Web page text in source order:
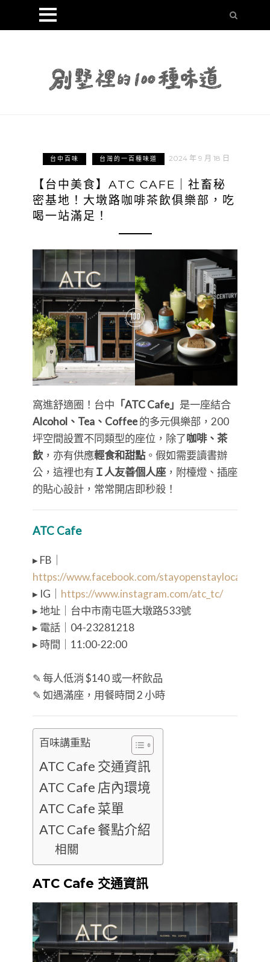
台中百味 台灣的一百種味道 2024 年 9 月 18 日
【台中美食】ATC CAFE｜社畜秘
密基地！大墩路咖啡茶飲俱樂部，吃
喝一站滿足！
窩進舒適圈！台中 「ATC Cafe」 是一座結合
Alcohol、Tea、Coffee的多元俱樂部，200
坪空間設置不同類型的座位，除了咖啡、茶
飲 ，亦有供應輕食和甜點。假如需要讀書辦
公，這裡也有Ｉ人友善個人座，附檯燈、插座
的貼心設計，常常開店即秒殺！
ATC Cafe
▸ FB｜
https://www.facebook.com/stayopenstaylocal/
▸ IG｜ https://www.instagram.com/atc_tc/
▸ 地址｜台中市南屯區大墩路533號
▸ 電話｜04-23281218
▸ 時間｜11:00-22:00
✎ 每人低消 $140 或一杯飲品
✎ 如遇滿座，用餐時間 2 小時
百味講重點
ATC Cafe 交通資訊
ATC Cafe 店內環境
ATC Cafe 菜單
ATC Cafe 餐點介紹
相關
ATC Cafe 交通資訊